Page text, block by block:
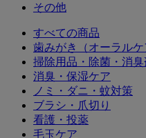
その他
すべての商品
歯みがき（オーラルケ
掃除用品・除菌・消臭
消臭・保湿ケア
ノミ・ダニ・蚊対策
ブラシ・爪切り
看護・投薬
毛玉ケア